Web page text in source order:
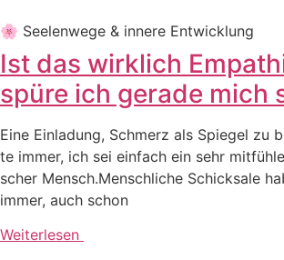
🌸 See­len­we­ge & inne­re Entwicklung
Ist das wirklich
spüre ich gerade mich
Eine Ein­la­dung, Schmerz als Spie­gel zu
te immer, ich sei ein­fach ein sehr
scher Mensch.Mensch­li­che Schick­sa­le
immer, auch schon
Weiterlesen